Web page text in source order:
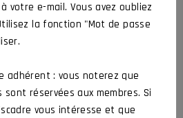
3,00€
AU PANIER
votre e-mail. Vous avez oubliez
la fonction "Mot de passe
adhérent : vous noterez que
réservées aux membres. Si
vous intéresse et que